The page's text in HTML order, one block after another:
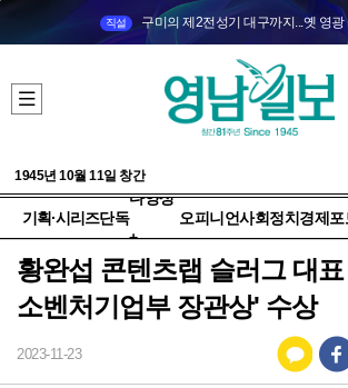
직설 구미의 제2전성기 대구까지...옛 영
1945년 10월 11일 창간
기획·시리즈단독
다양성
+
오피니언사회정치 경제 포
황완섭 콘텐츠랩 슬러그 대
소벤처기업부 장관상' 수상
2023-11-23